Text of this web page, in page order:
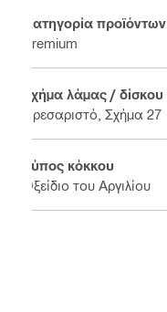
Κατηγορία προϊόντων
Premium
Σχήμα λάμας / δίσκου
Πρεσαριστό, Σχήμα 27
Τύπος κόκκου
Οξείδιο του Αργιλίου